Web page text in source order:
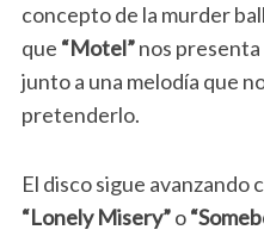
concepto de la murder
que “Motel”nos presenta
junto a una melodía que
pretenderlo.
El disco sigue
“Lonely Misery”o